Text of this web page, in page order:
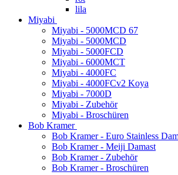
lila
Miyabi
Miyabi - 5000MCD 67
Miyabi - 5000MCD
Miyabi - 5000FCD
Miyabi - 6000MCT
Miyabi - 4000FC
Miyabi - 4000FCv2 Koya
Miyabi - 7000D
Miyabi - Zubehör
Miyabi - Broschüren
Bob Kramer
Bob Kramer - Euro Stainless
Bob Kramer - Meiji Damast
Bob Kramer - Zubehör
Bob Kramer - Broschüren